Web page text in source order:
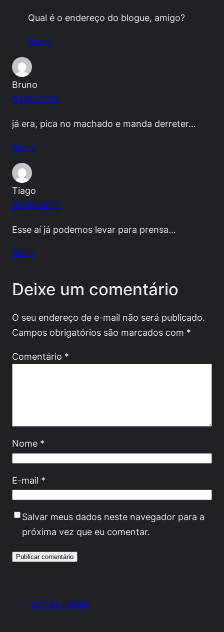
Qual é o endereço do blogue, amigo?
Reply
Bruno
03/14/2012
já era, pica no machado e manda derreter…
Reply
Tiago
05/05/2013
Esse aí já podemos levar para prensa…
Reply
Deixe um comentário
O seu endereço de e-mail não será publicado.
Campos obrigatórios são marcados com *
Comentário *
Nome *
E-mail *
Salvar meus dados neste navegador para a
próxima vez que eu comentar.
Carros Inúteis